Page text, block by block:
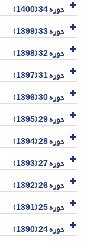
دوره 34 (1400)
دوره 33 (1399)
دوره 32 (1398)
دوره 31 (1397)
دوره 30 (1396)
دوره 29 (1395)
دوره 28 (1394)
دوره 27 (1393)
دوره 26 (1392)
دوره 25 (1391)
دوره 24 (1390)